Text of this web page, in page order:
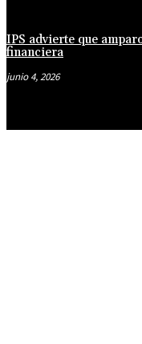
IPS advierte que
financiera
junio 4, 2026